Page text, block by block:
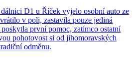
D1 u Říček vyjelo osobní auto ze
v poli, zastavila pouze jediná
první pomoc, zatímco ostatní
pohotovost si od jihomoravských
odměnu.